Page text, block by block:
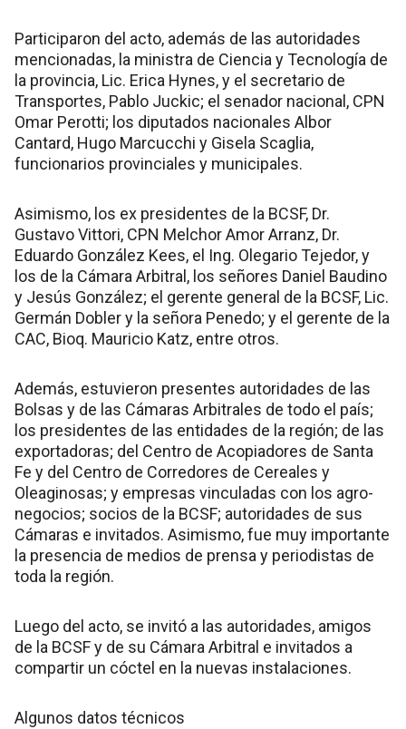
Participaron del acto, además de las autoridades
mencionadas, la ministra de Ciencia y Tecnología de
la provincia, Lic. Erica Hynes, y el secretario de
Transportes, Pablo Juckic; el senador nacional, CPN
Omar Perotti; los diputados nacionales Albor
Cantard, Hugo Marcucchi y Gisela Scaglia,
funcionarios provinciales y municipales.
Asimismo, los ex presidentes de la BCSF, Dr.
Gustavo Vittori, CPN Melchor Amor Arranz, Dr.
Eduardo González Kees, el Ing. Olegario Tejedor, y
los de la Cámara Arbitral, los señores Daniel Baudino
y Jesús González; el gerente general de la BCSF, Lic.
Germán Dobler y la señora Penedo; y el gerente de la
CAC, Bioq. Mauricio Katz, entre otros.
Además, estuvieron presentes autoridades de las
Bolsas y de las Cámaras Arbitrales de todo el país;
los presidentes de las entidades de la región; de las
exportadoras; del Centro de Acopiadores de Santa
Fe y del Centro de Corredores de Cereales y
Oleaginosas; y empresas vinculadas con los agro-
negocios; socios de la BCSF; autoridades de sus
Cámaras e invitados. Asimismo, fue muy importante
la presencia de medios de prensa y periodistas de
toda la región.
Luego del acto, se invitó a las autoridades, amigos
de la BCSF y de su Cámara Arbitral e invitados a
compartir un cóctel en la nuevas instalaciones.
Algunos datos técnicos